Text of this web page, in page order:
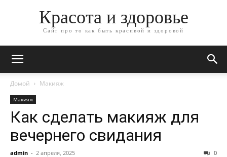
Красота и здоровье
Сайт про то как быть красивой и здоровой
Домой Макияж
Макияж
Как сделать макияж для
вечернего свидания
admin - 2 апреля, 2025 0